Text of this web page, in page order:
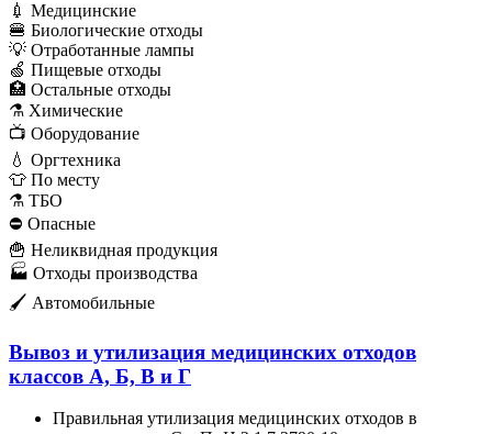
💉 Медицинские
🍔 Биологические отходы
💡 Отработанные лампы
🍏 Пищевые отходы
🏥 Остальные отходы
⚗ Химические
📺 Оборудование
💧 Оргтехника
👕 По месту
⚗ ТБО
⛔️ Опасные
🍟 Неликвидная продукция
🏭 Отходы производства
🖌 Автомобильные
Вывоз и утилизация медицинских отходов
классов А, Б, В и Г
Правильная утилизация медицинских отходов в